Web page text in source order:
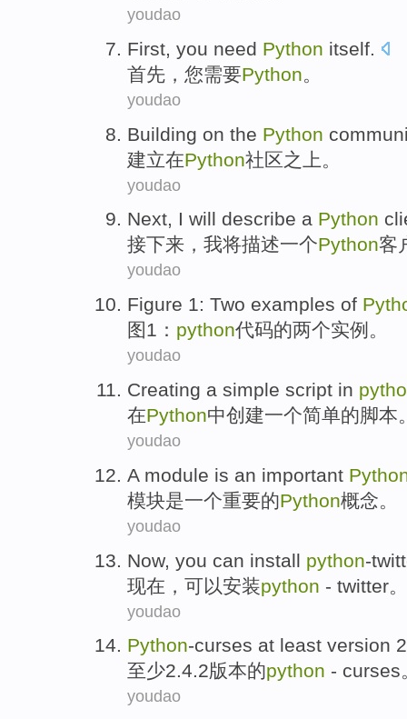
youdao
First, you need Python itself.
首先 ， 您需要Python。
youdao
Building on the Python
建立在Python社区之上。
youdao
Next, I will describe a Python
接下来 ， 我将描述一个Python客
youdao
Figure 1: Two examples of
图1 ： python代码的两个实例 。
youdao
Creating a simple script in
在Python中创建一个简单的脚本
youdao
A module is an important
模块是一个重要的Python概念。
youdao
Now, you can install python-
现在 ， 可以安装python - twitter。
youdao
Python-curses at least version
至少2.4.2版本的python - curses
youdao